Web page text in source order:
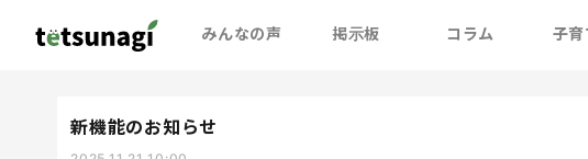
みんなの声 掲示板 コラム 子
新機能のお知らせ